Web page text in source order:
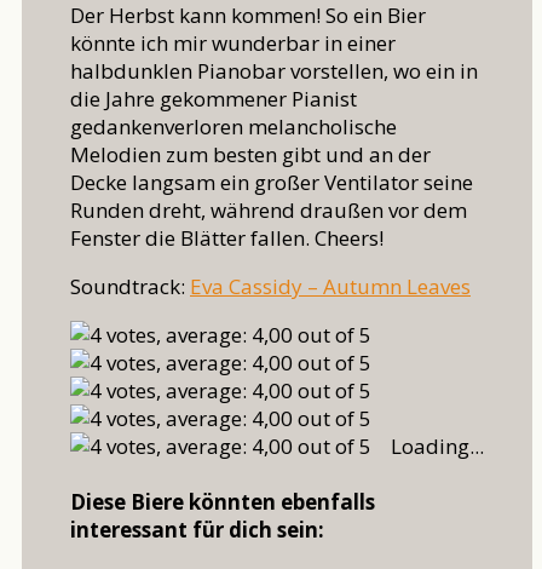
Der Herbst kann kommen! So ein Bier
könnte ich mir wunderbar in einer
halbdunklen Pianobar vorstellen, wo ein in
die Jahre gekommener Pianist
gedankenverloren melancholische
Melodien zum besten gibt und an der
Decke langsam ein großer Ventilator seine
Runden dreht, während draußen vor dem
Fenster die Blätter fallen. Cheers!
Soundtrack: Eva Cassidy – Autumn Leaves
Loading...
Diese Biere könnten ebenfalls
interessant für dich sein: